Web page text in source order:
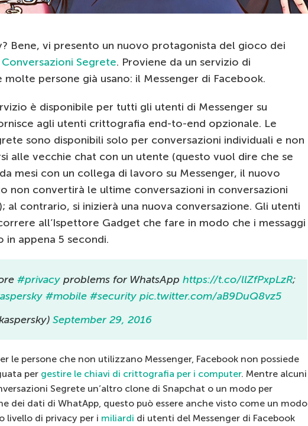
Bene, vi presento un nuovo protagonista del gioco dei
Conversazioni Segrete. Proviene da un servizio di
molte persone già usano: il Messenger di Facebook.
è disponibile per tutti gli utenti di Messenger su
agli utenti crittografia end-to-end opzionale. Le
sono disponibili solo per conversazioni individuali e non
alle vecchie chat con un utente (questo vuol dire che se
mesi con un collega di lavoro su Messenger, il nuovo
non convertirà le ultime conversazioni in conversazioni
al contrario, si inizierà una nuova conversazione. Gli utenti
all’Ispettore Gadget che fare in modo che i messaggi
in appena 5 secondi.
#privacy problems for WhatsApp https://t.co/llZfPxpLzR;
#mobile #security pic.twitter.com/aB9DuQ8vz5
September 29, 2016
le persone che non utilizzano Messenger, Facebook non possiede
per gestire le chiavi di crittografia per i computer. Mentre alcuni
Segrete un’altro clone di Snapchat o un modo per
dei dati di WhatApp, questo può essere anche visto come un modo
livello di privacy per i miliardi di utenti del Messenger di Facebook